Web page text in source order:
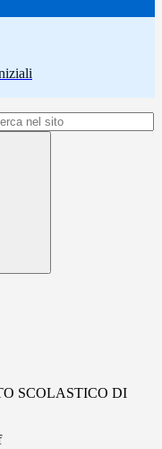
SCOLASTICO DI